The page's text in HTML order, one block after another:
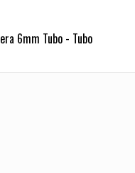
6mm Tubo - Tubo